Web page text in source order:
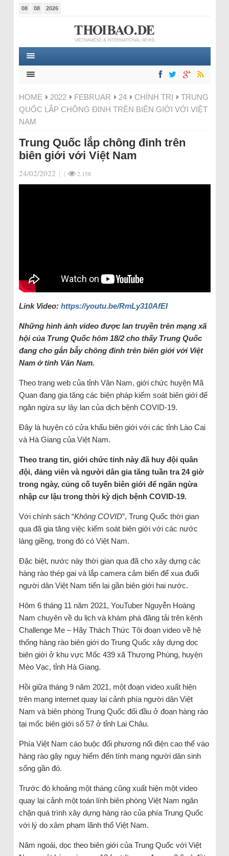
08 08 2026
HOME 2022 FEBRUAR 24 CHÍNH TRỊ
TRUNG
QUỐC LẮP CHÔNG ĐINH TRÊN BIÊN GIỚI VỚI VIỆT
NAM
Trung Quốc lắp chông đinh trên
biên giới với Việt Nam
24/02/2022 | | 2.158
Link Video: https://youtu.be/RmLy310AfEI
Những hình ảnh video được lan truyền trên mạng xã
hội của Trung Quốc hôm 18/2 cho thấy Trung Quốc
đang cho gắn bẫy chông đinh trên biên giới với Việt
Nam ở tỉnh Vân Nam.
Theo trang web của tỉnh Vân Nam, giới chức huyện Mã
Quan đang gia tăng các biện pháp kiểm soát biên giới để
ngăn ngừa sự lây lan của dịch bệnh COVID-19.
Đây là huyện có cửa khẩu biên giới với các tỉnh Lào Cai
và Hà Giang của Việt Nam.
Theo trang tin, giới chức tỉnh này đã huy đội quân
đội, đảng viên và người dân gia tăng tuần tra 24 giờ
trong ngày, củng cố tuyến biên giới để ngăn ngừa
nhập cư lậu trong thời kỳ dịch bệnh COVID-19.
Với chính sách “Không COVID”, Trung Quốc thời gian
qua đã gia tăng việc kiểm soát biên giới với các nước
láng giềng, trong đó có Việt Nam.
Đặc biệt, nước này thời gian qua đã cho xây dựng các
hàng rào thép gai và lắp camera cảm biến để xua đuổi
người dân Việt Nam tiến lại gần biên giới hai nước.
Hôm 6 tháng 11 năm 2021, YouTuber Nguyễn Hoàng
Nam chuyên về du lịch và khám phá đăng tải trên kênh
Challenge Me – Hãy Thách Thức Tôi đoạn video về hệ
thống hàng rào biên giới do Trung Quốc xây dựng dọc
biên giới ở khu vực Mốc 439 xã Thượng Phùng, huyện
Mèo Vạc, tỉnh Hà Giang.
Hồi giữa tháng 9 năm 2021, một đoạn video xuất hiện
trên mạng internet quay lại cảnh phía người dân Việt
Nam và biên phòng Trung Quốc đối đầu ở đoạn hàng rào
tại mốc biên giới số 57 ở tỉnh Lai Châu.
Phía Việt Nam cáo buộc đối phương nối điện cao thế vào
hàng rào gây nguy hiểm đến tính mạng người dân sinh
sống gần đó.
Trước đó khoảng một tháng cũng xuất hiện một video
quay lại cảnh một toán lính biên phòng Việt Nam ngăn
chặn quá trình xây dựng hàng rào của phía Trung Quốc
với lý do xâm phạm lãnh thổ Việt Nam.
Năm ngoái, dọc theo biên giới của Trung Quốc với Việt